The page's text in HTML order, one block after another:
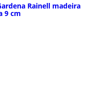
Rainell madeira
9 cm